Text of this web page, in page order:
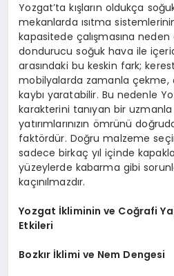
Yozgat’ta kışların oldukça
mekanlarda ısıtma
kapasitede çalışmasına neden
dondurucu soğuk hava ile
arasındaki bu keskin fark;
mobilyalarda zamanla
kaybı yaratabilir. Bu nedenle
karakterini tanıyan bir
yatırımlarınızın ömrünü
faktördür. Doğru malzeme
sadece birkaç yıl içinde
yüzeylerde kabarma gibi
kaçınılmazdır.
Yozgat İkliminin ve Coğrafi
Etkileri
Bozkır İklimi ve Nem Dengesi